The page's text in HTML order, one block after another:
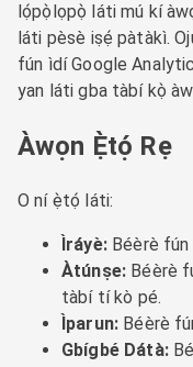
lọ́pọ̀lọpọ̀ láti mú kí
láti pèsè iṣẹ́ pàtàkì.
fún ìdí Google
yan láti gba tàbí kọ̀
Àwọn Ẹ̀tọ́ Rẹ
O ní ẹ̀tọ́ láti:
Ìráyè:Béèrè fún
Àtúnṣe: Béèrè
tàbí tí kò pé.
Ìparun: Béèrè
Gbígbé Dátà: